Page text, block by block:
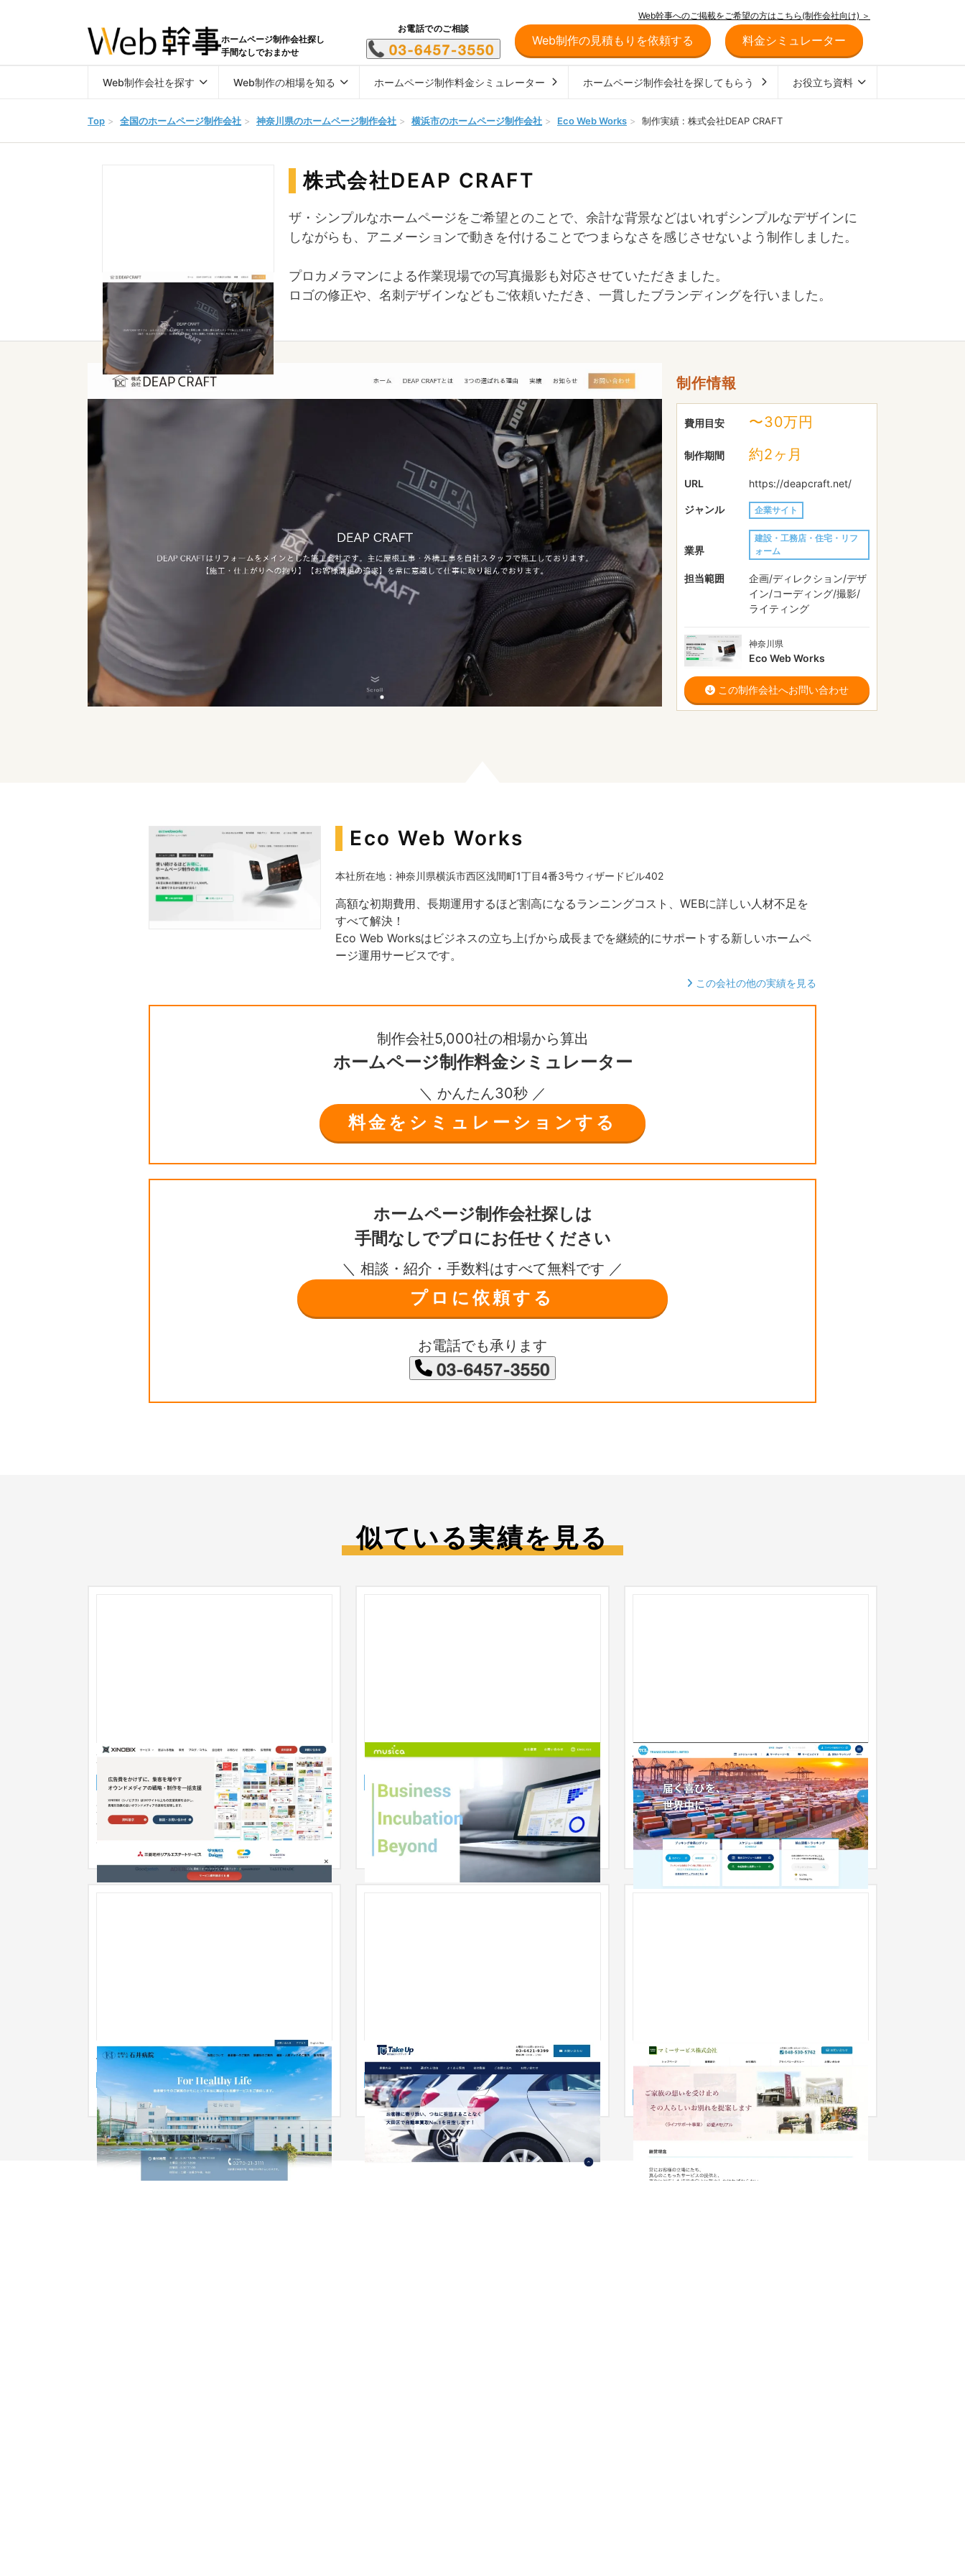
ホームページ制作会社探し
手間なしでおまかせ
Web幹事へのご掲載をご希望の方はこちら(制作会社向け) ＞
お電話でのご相談
Web制作の見積もりを依頼する 料金シミュレーター
Web制作会社を探す Web制作の相場を知る ホームページ制作料金シミュレーター ホームページ制作会社を探してもらう お役立ち資料
Top > 全国のホームページ制作会社 > 神奈川県のホームページ制作会社 > 横浜市のホームページ制作会社 > Eco Web Works > 制作実績 : 株式会社DEAP CRAFT
株式会社DEAP CRAFT
ザ・シンプルなホームページをご希望とのことで、余計な背景などはいれずシンプルなデザインに
しながらも、アニメーションで動きを付けることでつまらなさを感じさせないよう制作しました。
プロカメラマンによる作業現場での写真撮影も対応させていただきました。
ロゴの修正や、名刺デザインなどもご依頼いただき、一貫したブランディングを行いました。
制作情報
費用目安 〜30万円
制作期間 約2ヶ月
URL https://deapcraft.net/
ジャンル 企業サイト
業界
建設・工務店・住宅・リフ
ォーム
担当範囲
企画/ディレクション/デザ
イン/コーディング/撮影/
ライティング
神奈川県
Eco Web Works
この制作会社へお問い合わせ
Eco Web Works
本社所在地：神奈川県横浜市西区浅間町1丁目4番3号ウィザードビル402
高額な初期費用、長期運用するほど割高になるランニングコスト、WEBに詳しい人材不足を
すべて解決！
Eco Web Worksはビジネスの立ち上げから成長までを継続的にサポートする新しいホームペ
ージ運用サービスです。
この会社の他の実績を見る
制作会社5,000社の相場から算出
ホームページ制作料金シミュレーター
＼ かんたん30秒 ／
料金をシミュレーションする
ホームページ制作会社探しは
手間なしでプロにお任せください
＼ 相談・紹介・手数料はすべて無料です ／
プロに依頼する
お電話でも承ります
似ている実績を見る
XINOBIX株式会社
企業サイト IT・Webサービス 31〜50万円
XINOBIXは「忍」のイメージから来ており、サイト
全体として「忍」のイメージを散りばめ、遊び心の
あるサイトにしています。
musica株式会社
企業サイト
株式会社トランスコンテナ
企業サイト 工業・インフラ・物流 501万円〜
日本郵船グループ（NYK）の一員として世界を舞台
に海上輸送サービスを展開する株式会社トランスコ
ンテナ様のコーポレートサイト...
石井病院WEBサイト制作
企業サイト 151〜200万円
【企業サイト】中古車販売
企業サイト 自動車・バイク 〜30万円
マミーサービス株式会社 コーポレートサ
企業サイト 食品・飲料 〜30万円